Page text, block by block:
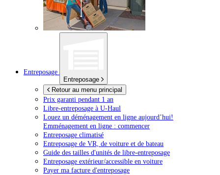
Entreposage
Entreposage
Retour au menu principal
Prix garanti pendant 1 an
Libre-entreposage à U-Haul
Louez un déménagement en ligne aujourd’hui!
Emménagement en ligne : commencer
Entreposage climatisé
Entreposage de VR, de voiture et de bateau
Guide des tailles d'unités de libre-entreposage
Entreposage extérieur/accessible en voiture
Payer ma facture d'entreposage